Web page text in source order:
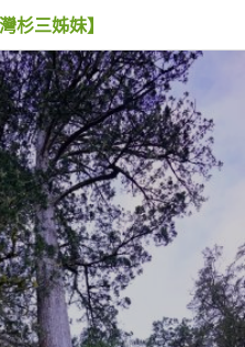
杉三姊妹】